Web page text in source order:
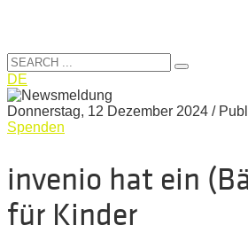
DE
Donnerstag, 12 Dezember 2024 /
Spenden
invenio hat ein
für Kinder